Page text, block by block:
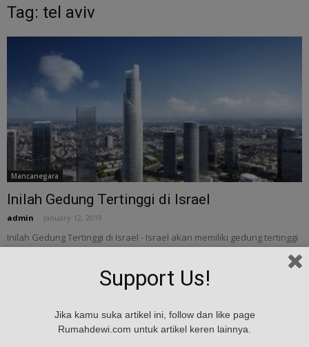
Tag: tel aviv
Mancanegara
Inilah Gedung Tertinggi di Israel
admin January 12, 2019
Inilah Gedung Tertinggi di Israel - Israel akan memiliki gedung tertinggi
Support Us!
Jika kamu suka artikel ini, follow dan like page
Rumahdewi.com untuk artikel keren lainnya.